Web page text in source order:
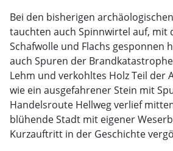
Bei den bisherigen
tauchten auch Spinnwirtel auf, mit
Schafwolle und Flachs gesponnen
auch Spuren der
Lehm und verkohltes Holz Teil der
wie ein ausgefahrener Stein mit
Handelsroute Hellweg verlief
blühende Stadt mit eigener
Kurzauftritt in der Geschichte